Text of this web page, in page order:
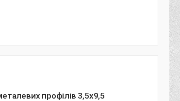
профілів 3,5х9,5